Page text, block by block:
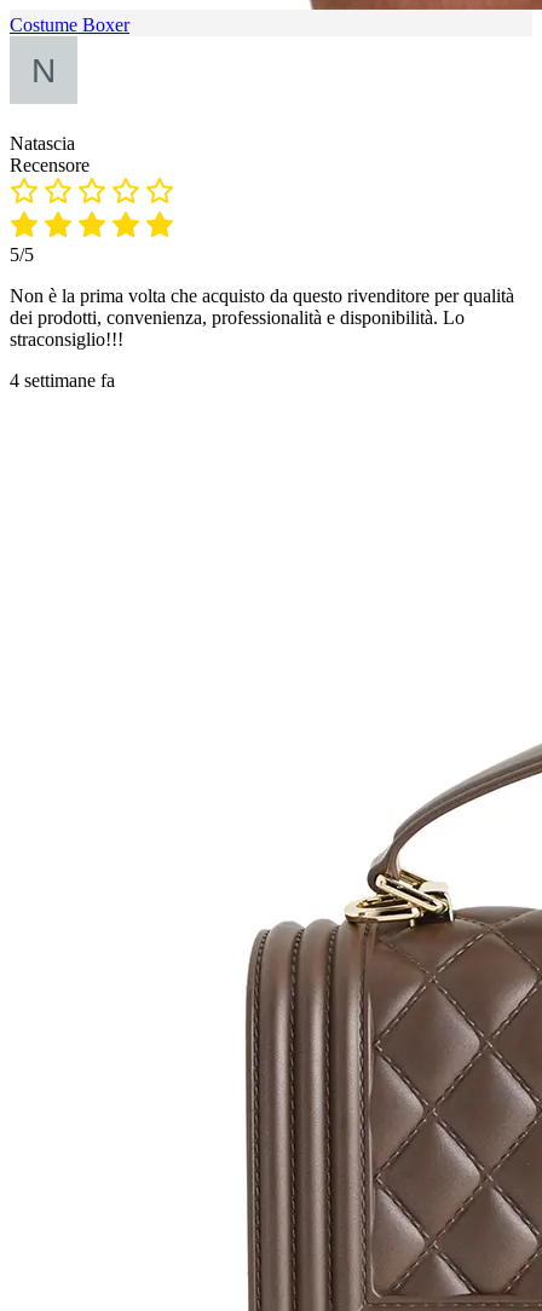
Costume Boxer
Natascia
Recensore
5/5
Non è la prima volta che acquisto da questo rivenditore per qualità
dei prodotti, convenienza, professionalità e disponibilità. Lo
straconsiglio!!!
4 settimane fa